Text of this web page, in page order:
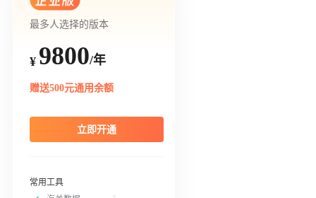
最多人选择的版本
¥ 9800/年
赠送500元通用余额
立即开通
常用工具